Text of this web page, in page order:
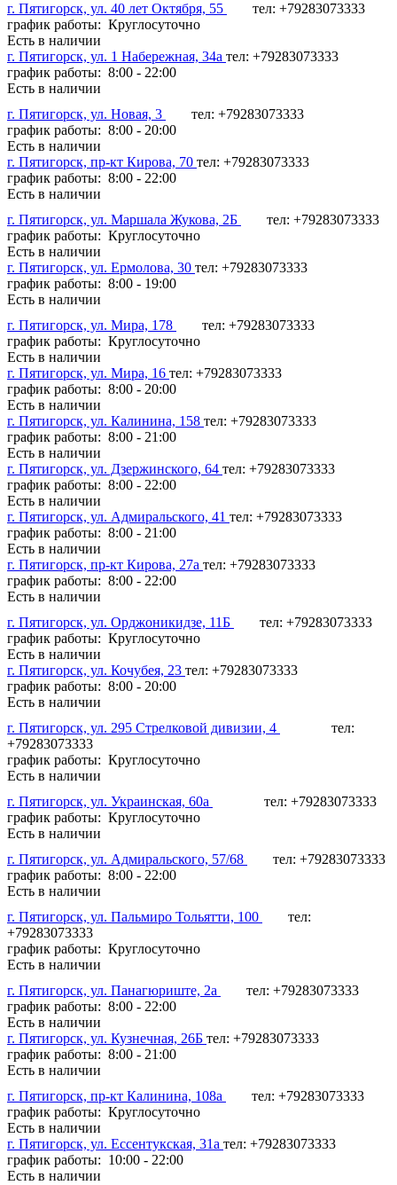
г. Пятигорск, ул. 40 лет Октября, 55
тел: +79283073333
график работы: Круглосуточно
Есть в наличии
г. Пятигорск, ул. 1 Набережная, 34а тел: +79283073333
график работы: 8:00 - 22:00
Есть в наличии
г. Пятигорск, ул. Новая, 3
тел: +79283073333
график работы: 8:00 - 20:00
Есть в наличии
г. Пятигорск, пр-кт Кирова, 70 тел: +79283073333
график работы: 8:00 - 22:00
Есть в наличии
г. Пятигорск, ул. Маршала Жукова, 2Б
тел: +79283073333
график работы: Круглосуточно
Есть в наличии
г. Пятигорск, ул. Ермолова, 30 тел: +79283073333
график работы: 8:00 - 19:00
Есть в наличии
г. Пятигорск, ул. Мира, 178
тел: +79283073333
график работы: Круглосуточно
Есть в наличии
г. Пятигорск, ул. Мира, 16 тел: +79283073333
график работы: 8:00 - 20:00
Есть в наличии
г. Пятигорск, ул. Калинина, 158 тел: +79283073333
график работы: 8:00 - 21:00
Есть в наличии
г. Пятигорск, ул. Дзержинского, 64 тел: +79283073333
график работы: 8:00 - 22:00
Есть в наличии
г. Пятигорск, ул. Адмиральского, 41 тел: +79283073333
график работы: 8:00 - 21:00
Есть в наличии
г. Пятигорск, пр-кт Кирова, 27а тел: +79283073333
график работы: 8:00 - 22:00
Есть в наличии
г. Пятигорск, ул. Орджоникидзе, 11Б
тел: +79283073333
график работы: Круглосуточно
Есть в наличии
г. Пятигорск, ул. Кочубея, 23 тел: +79283073333
график работы: 8:00 - 20:00
Есть в наличии
г. Пятигорск, ул. 295 Стрелковой дивизии, 4
тел:
+79283073333
график работы: Круглосуточно
Есть в наличии
г. Пятигорск, ул. Украинская, 60а
тел: +79283073333
график работы: Круглосуточно
Есть в наличии
г. Пятигорск, ул. Адмиральского, 57/68
тел: +79283073333
график работы: 8:00 - 22:00
Есть в наличии
г. Пятигорск, ул. Пальмиро Тольятти, 100
тел:
+79283073333
график работы: Круглосуточно
Есть в наличии
г. Пятигорск, ул. Панагюриште, 2а
тел: +79283073333
график работы: 8:00 - 22:00
Есть в наличии
г. Пятигорск, ул. Кузнечная, 26Б тел: +79283073333
график работы: 8:00 - 21:00
Есть в наличии
г. Пятигорск, пр-кт Калинина, 108а
тел: +79283073333
график работы: Круглосуточно
Есть в наличии
г. Пятигорск, ул. Ессентукская, 31а тел: +79283073333
график работы: 10:00 - 22:00
Есть в наличии